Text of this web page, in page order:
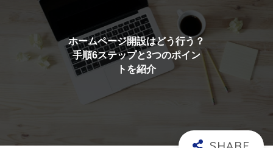
ホームページ開設はどう行う？
手順6ステップと3つのポイン
トを紹介